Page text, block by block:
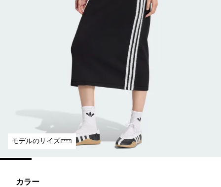
モデルのサイズ
カラー